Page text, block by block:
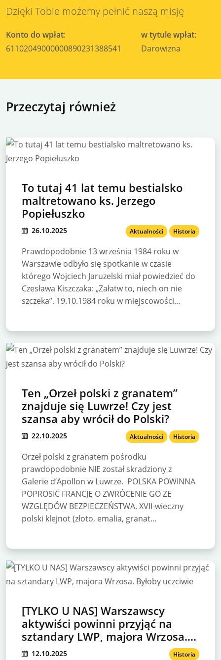
Dzięki Tobie możemy pełnić naszą misję
Konto do wpłat:
61102049000000890231388541
w tytule wpłat:
Darowizna
Przeczytaj również
To tutaj 41 lat temu bestialsko
maltretowano ks. Jerzego
Popiełuszko
26.10.2025 Aktualności Historia
Prawdopodobnie 13 września 1984 roku w
Warszawie odbyło się spotkanie w czasie
którego Wojciech Jaruzelski miał powiedzieć do
Czesława Kiszczaka: „Załatw to, niech on nie
szczeka”. 19.10.1984 roku w miejscowości…
Ten „Orzeł polski z granatem”
znajduje się Luwrze! Czy jest
szansa aby wrócił do Polski?
22.10.2025 Aktualności Historia
Orzeł polski z granatem pośrodku
prawdopodobnie NIE został skradziony z
Galerie d’Apollon w Luwrze. POLSKA POWINNA
POPROSIĆ FRANCJĘ O ZWRÓCENIE GO ZE
WZGLĘDÓW BEZPIECZEŃSTWA. XVII-wieczny
polski klejnot (złoto, emalia, granat…
[TYLKO U NAS] Warszawscy
aktywiści powinni przyjąć na
sztandary LWP, majora Wrzosa.
Byłoby uczciwie
12.10.2025 Historia